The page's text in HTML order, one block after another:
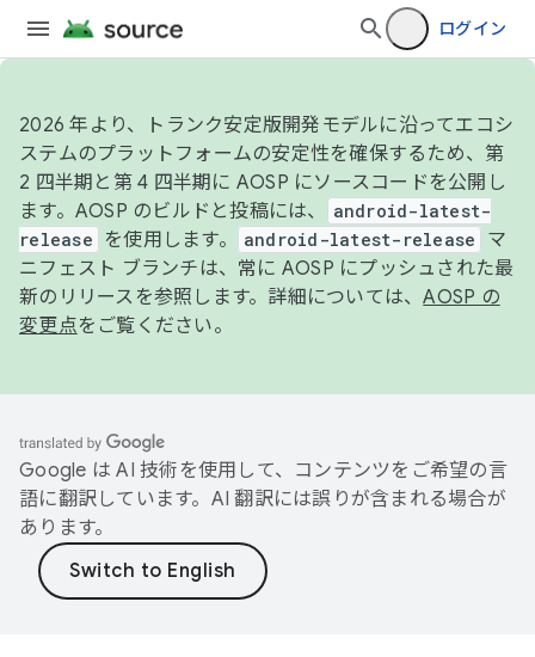
ログイン
2026 年より、トランク安定版開発モデルに沿ってエコシ
ステムのプラットフォームの安定性を確保するため、第
2 四半期と第 4 四半期に AOSP にソースコードを公開し
ます。AOSP のビルドと投稿には、
android-latest-
release
を使用します。 android-latest-release
マ
ニフェスト ブランチは、常に AOSP にプッシュされた最
新のリリースを参照します。詳細については、AOSP の
変更点をご覧ください。
Google は AI 技術を使用して、コンテンツをご希望の言
語に翻訳しています。AI 翻訳には誤りが含まれる場合が
あります。